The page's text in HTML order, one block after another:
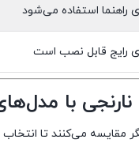
راهنما استفاده می‌شود
رایج قابل نصب است
با
مقایسه می‌کنند تا